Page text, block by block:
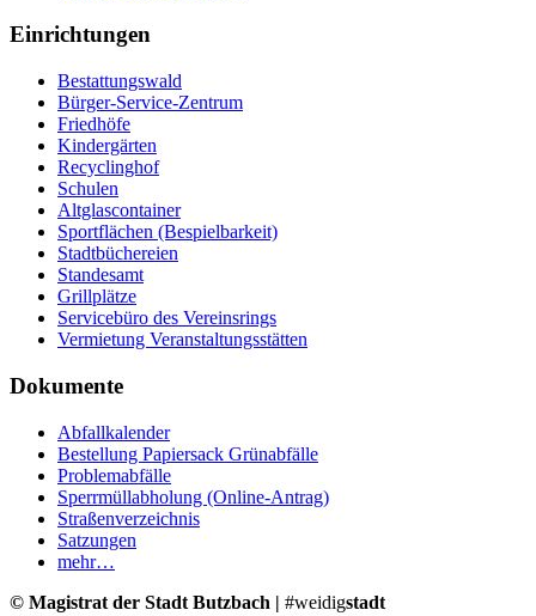
Einrichtungen
Bestattungswald
Bürger-Service-Zentrum
Friedhöfe
Kindergärten
Recyclinghof
Schulen
Altglascontainer
Sportflächen (Bespielbarkeit)
Stadtbüchereien
Standesamt
Grillplätze
Servicebüro des Vereinsrings
Vermietung Veranstaltungsstätten
Dokumente
Abfallkalender
Bestellung Papiersack Grünabfälle
Problemabfälle
Sperrmüllabholung (Online-Antrag)
Straßenverzeichnis
Satzungen
mehr…
© Magistrat der Stadt Butzbach | #weidigstadt